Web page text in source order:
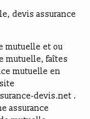
devis assurance
mutuelle et ou
mutuelle, faîtes
mutuelle en
devis.net .
assurance